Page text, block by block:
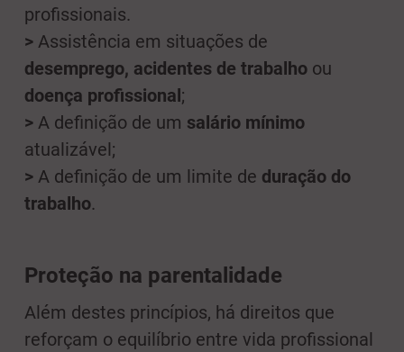
profissionais.
> Assistência em situações de
desemprego, acidentes de trabalho ou
doença profissional ;
> A definição de um salário mínimo
atualizável;
> A definição de um limite de duração do
trabalho.
Proteção na parentalidade
Além destes princípios, há direitos que
reforçam o equilíbrio entre vida profissional